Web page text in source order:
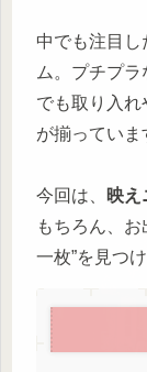
中でも注目し
ム。プチプ
でも取り入
が揃っていま
今回は、 映え
もちろん、
一枚”を見つ